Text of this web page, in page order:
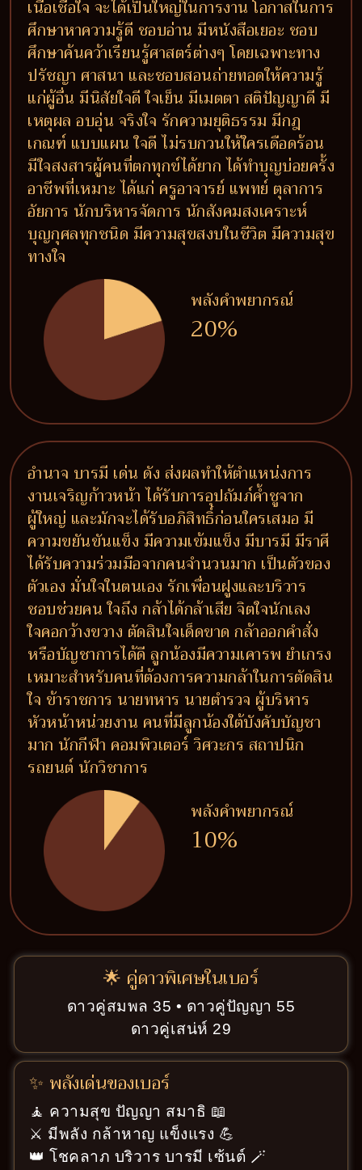
เนื้อเชื่อใจ จะได้เป็นใหญ่ในการงาน โอกาสในการ
ศึกษาหาความรู้ดี ชอบอ่าน มีหนังสือเยอะ ชอบ
ศึกษาค้นคว้าเรียนรู้ศาสตร์ต่างๆ โดยเฉพาะทาง
ปรัชญา ศาสนา และชอบสอนถ่ายทอดให้ความรู้
แก่ผู้อื่น มีนิสัยใจดี ใจเย็น มีเมตตา สติปัญญาดี มี
เหตุผล อบอุ่น จริงใจ รักความยุติธรรม มีกฎ
เกณฑ์ แบบแผน ใจดี ไม่รบกวนให้ใครเดือดร้อน
มีใจสงสารผู้คนที่ตกทุกข์ได้ยาก ได้ทำบุญบ่อยครั้ง
อาชีพที่เหมาะ ได้แก่ ครูอาจารย์ แพทย์ ตุลาการ
อัยการ นักบริหารจัดการ นักสังคมสงเคราะห์
บุญกุศลทุกชนิด มีความสุขสงบในชีวิต มีความสุข
ทางใจ
พลังคำพยากรณ์
20%
อำนาจ บารมี เด่น ดัง ส่งผลทำให้ตำแหน่งการ
งานเจริญก้าวหน้า ได้รับการอุปถัมภ์ค้ำชูจาก
ผู้ใหญ่ และมักจะได้รับอภิสิทธิ์ก่อนใครเสมอ มี
ความขยันขันแข็ง มีความเข้มแข็ง มีบารมี มีราศี
ได้รับความร่วมมือจากคนจำนวนมาก เป็นตัวของ
ตัวเอง มั่นใจในตนเอง รักเพื่อนฝูงและบริวาร
ชอบช่วยคน ใจถึง กล้าได้กล้าเสีย จิตใจนักเลง
ใจคอกว้างขวาง ตัดสินใจเด็ดขาด กล้าออกคำสั่ง
หรือบัญชาการได้ดี ลูกน้องมีความเคารพ ยำเกรง
เหมาะสำหรับคนที่ต้องการความกล้าในการตัดสิน
ใจ ข้าราชการ นายทหาร นายตำรวจ ผู้บริหาร
หัวหน้าหน่วยงาน คนที่มีลูกน้องใต้บังคับบัญชา
มาก นักกีฬา คอมพิวเตอร์ วิศวะกร สถาปนิก
รถยนต์ นักวิชาการ
พลังคำพยากรณ์
10%
🌟 คู่ดาวพิเศษในเบอร์
ดาวคู่สมพล 35 • ดาวคู่ปัญญา 55
ดาวคู่เสน่ห์ 29
✨ พลังเด่นของเบอร์
🧘 ความสุข ปัญญา สมาธิ 📖
⚔️ มีพลัง กล้าหาญ แข็งแรง 💪
👑 โชคลาภ บริวาร บารมี เซ้นต์ 🪄